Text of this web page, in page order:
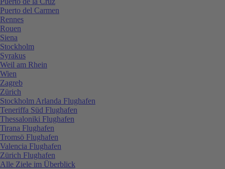
Puerto del Carmen
Rennes
Rouen
Siena
Stockholm
Syrakus
Weil am Rhein
Wien
Zagreb
Zürich
Stockholm Arlanda Flughafen
Teneriffa Süd Flughafen
Thessaloniki Flughafen
Tirana Flughafen
Tromsö Flughafen
Valencia Flughafen
Zürich Flughafen
Alle Ziele im Überblick